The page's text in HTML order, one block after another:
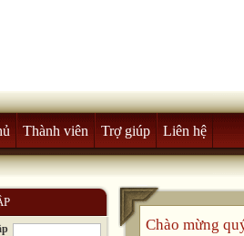
Thành viên Trợ giúp Liên hệ
Chào mừng